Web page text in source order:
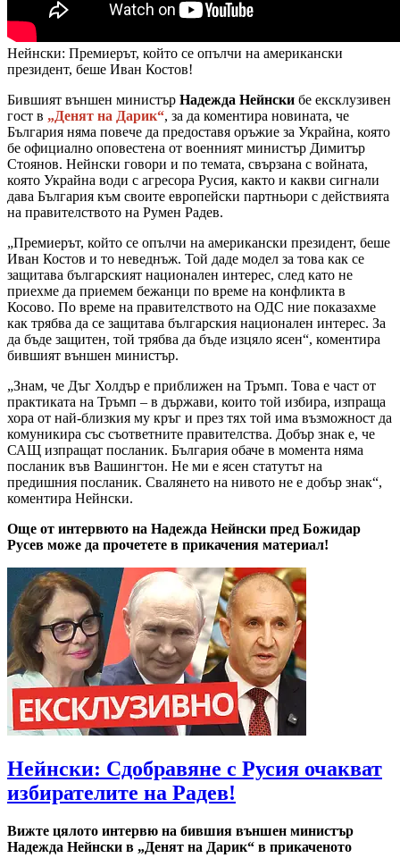
Нейнски: Премиерът, който се опълчи на американски
президент, беше Иван Костов!
Бившият външен министър Надежда Нейнски бе ексклузивен
гост в „Денят на Дарик“, за да коментира новината, че
България няма повече да предоставя оръжие за Украйна, която
бе официално оповестена от военният министър Димитър
Стоянов. Нейнски говори и по темата, свързана с войната,
която Украйна води с агресора Русия, както и какви сигнали
дава България към своите европейски партньори с действията
на правителството на Румен Радев.
„Премиерът, който се опълчи на американски президент, беше
Иван Костов и то неведнъж. Той даде модел за това как се
защитава българският национален интерес, след като не
приехме да приемем бежанци по време на конфликта в
Косово. По време на правителството на ОДС ние показахме
как трябва да се защитава българския национален интерес. За
да бъде защитен, той трябва да бъде изцяло ясен“, коментира
бившият външен министър.
„Знам, че Дъг Холдър е приближен на Тръмп. Това е част от
практиката на Тръмп – в държави, които той избира, изпраща
хора от най-близкия му кръг и през тях той има възможност да
комуникира със съответните правителства. Добър знак е, че
САЩ изпращат посланик. България обаче в момента няма
посланик във Вашингтон. Не ми е ясен статутът на
предишния посланик. Свалянето на нивото не е добър знак“,
коментира Нейнски.
Още от интервюто на Надежда Нейнски пред Божидар
Русев може да прочетете в прикачения материал!
Нейнски: Сдобравяне с Русия очакват
избирателите на Радев!
Вижте цялото интервю на бившия външен министър
Надежда Нейнски в „Денят на Дарик“ в прикаченото